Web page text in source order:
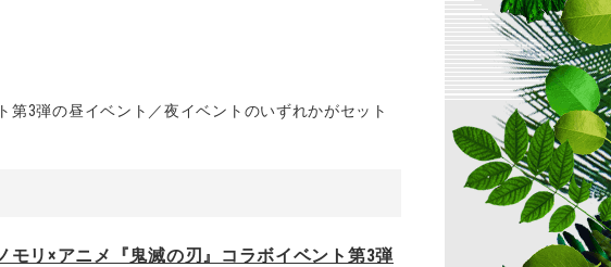
3弾の昼イベント／夜イベントのいずれかがセット
リ×アニメ『鬼滅の刃』コラボイベント第3弾